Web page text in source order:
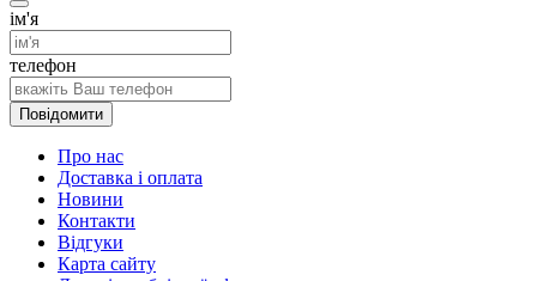
ім'я
телефон
Повідомити
Про нас
Доставка і оплата
Новини
Контакти
Відгуки
Карта сайту